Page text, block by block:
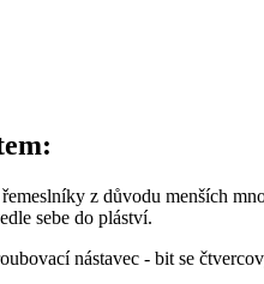
z důvodu menších
sebe do pláství.
nástavec - bit se